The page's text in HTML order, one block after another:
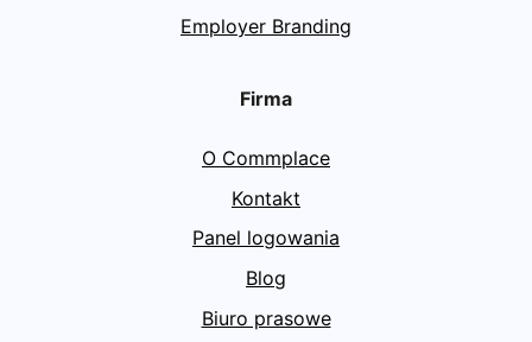
Employer Branding
Firma
O Commplace
Kontakt
Panel logowania
Blog
Biuro prasowe